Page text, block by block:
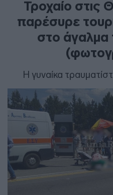
Τροχαίο στις
παρέσυρε
στο άγαλμα
Η γυναίκα